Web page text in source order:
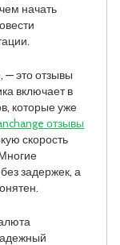
начать
— это отзывы
включает в
которые уже
отзывы
скорость
задержек, а